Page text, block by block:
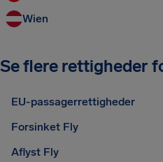
Wien
Se flere rettigheder
EU-passagerrettigheder
Forsinket Fly
Aflyst Fly